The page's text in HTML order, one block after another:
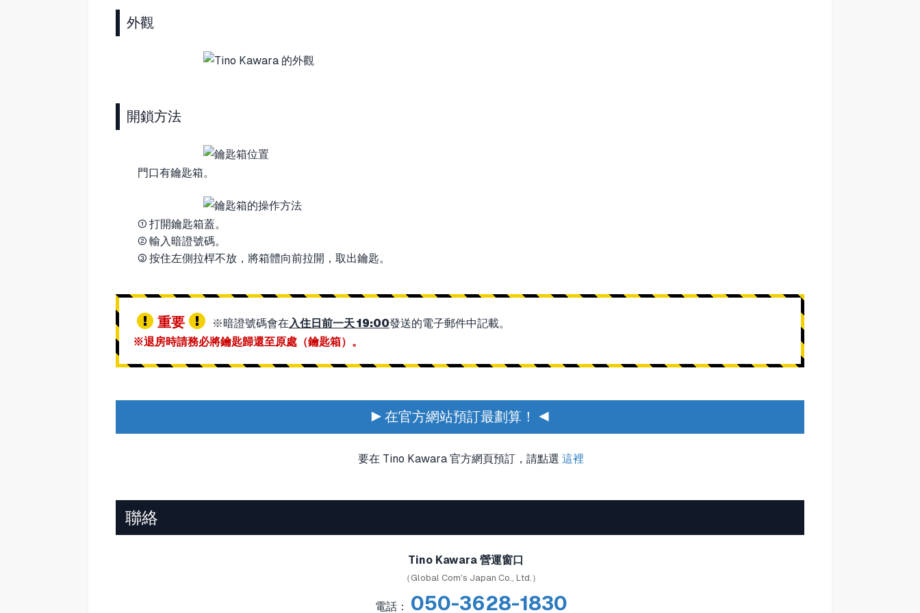
外觀
開鎖方法
門口有鑰匙箱。
① 打開鑰匙箱蓋。
② 輸入暗證號碼。
③ 按住左側拉桿不放，將箱體向前拉開，取出鑰匙。
重要 ※暗證號碼會在 入住日前一天 19:00發送的電子郵件中記載。
※退房時請務必將鑰匙歸還至原處（鑰匙箱）。
▶ 在官方網站預訂最劃算！ ◀
要在 Tino Kawara 官方網頁預訂，請點選 這裡
聯絡
Tino Kawara 營運窗口
（Global Com's Japan Co., Ltd.）
電話： 050-3628-1830